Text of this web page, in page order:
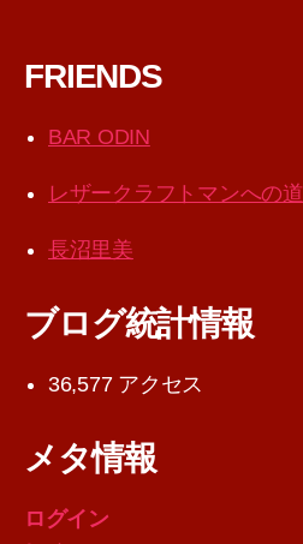
FRIENDS
BAR ODIN
レザークラフトマンへの道
長沼里美
ブログ統計情報
36,577 アクセス
メタ情報
ログイン